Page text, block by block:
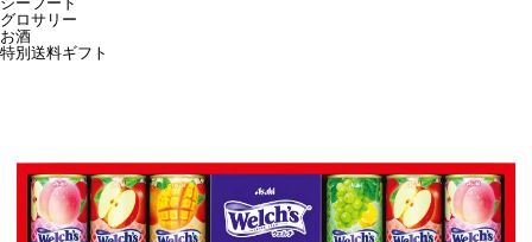
グロサリー
お酒
特別送料ギフト